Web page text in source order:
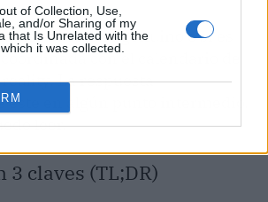
of Collection, Use,
and/or Sharing of my
that Is Unrelated with the
it was collected.
Si esto es genuino o si es
con el calendario de
reality. La respuesta
esté en algún punto intermedio.
leer.
3 claves (TL;DR)